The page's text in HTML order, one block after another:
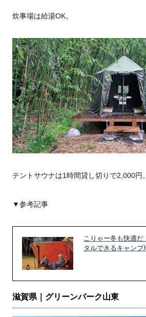
炊事場は給湯OK。
テントサウナは1時間貸し切りで2,000円。
▼参考記事
こりゃー冬も快適だ
タルできるキャンプ
滋賀県｜グリーンパーク山東